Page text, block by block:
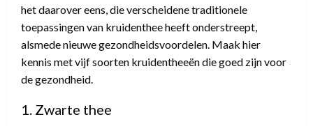
het daarover eens, die verscheidene traditionele
toepassingen van kruidenthee heeft onderstreept,
alsmede nieuwe gezondheidsvoordelen. Maak hier
kennis met vijf soorten kruidentheeën die goed zijn voor
de gezondheid.
1. Zwarte thee